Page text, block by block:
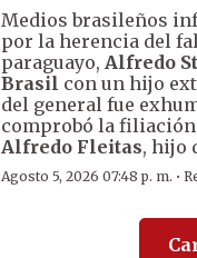
Medios brasileños
por la herencia del
paraguayo, Alfredo
Brasil con un hijo
del general fue
comprobó la
Alfredo Fleitas, hijo
Agosto 5, 2026 07:48 p. m. ·